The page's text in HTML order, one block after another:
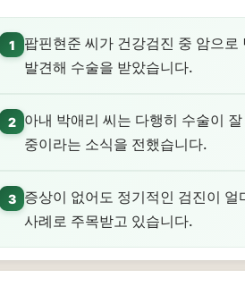
1
팝핀현준 씨가 건강검진 중 암으로
발견해 수술을 받았습니다.
2
아내 박애리 씨는 다행히 수술이
중이라는 소식을 전했습니다.
3
증상이 없어도 정기적인 검진이
사례로 주목받고 있습니다.